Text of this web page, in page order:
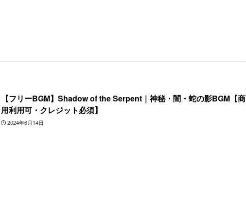
【フリーBGM】Shadow of the Serpent｜神秘・闇・蛇の影BGM【商
用利用可・クレジット必須】
2024年6月14日